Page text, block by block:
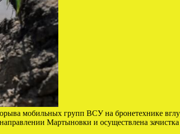
мобильных групп ВСУ на бронетехнике
Мартыновки и осуществлена